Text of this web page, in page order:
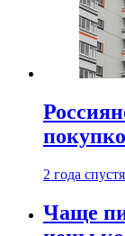
2 года спустя
Чаще